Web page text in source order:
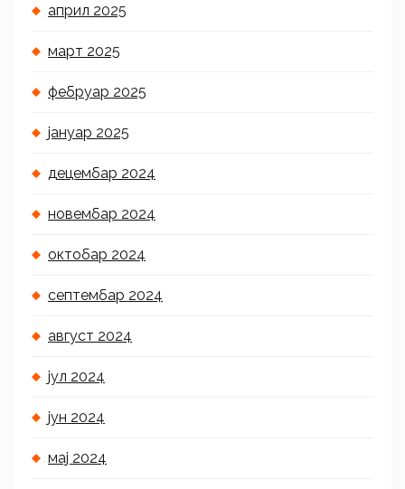
април 2025
март 2025
фебруар 2025
јануар 2025
децембар 2024
новембар 2024
октобар 2024
септембар 2024
август 2024
јул 2024
јун 2024
мај 2024